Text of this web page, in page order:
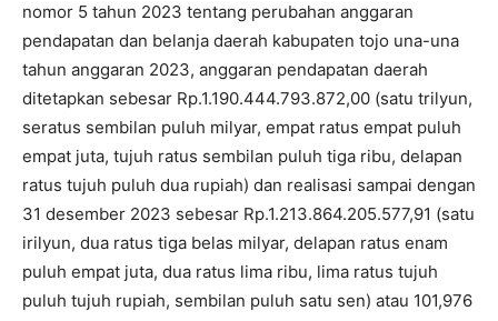
nomor 5 tahun 2023 tentang perubahan anggaran
pendapatan dan belanja daerah kabupaten tojo una-una
tahun anggaran 2023, anggaran pendapatan daerah
ditetapkan sebesar Rp.1.190.444.793.872,00 (satu trilyun,
seratus sembilan puluh milyar, empat ratus empat puluh
empat juta, tujuh ratus sembilan puluh tiga ribu, delapan
ratus tujuh puluh dua rupiah) dan realisasi sampai dengan
31 desember 2023 sebesar Rp.1.213.864.205.577,91 (satu
irilyun, dua ratus tiga belas milyar, delapan ratus enam
puluh empat juta, dua ratus lima ribu, lima ratus tujuh
puluh tujuh rupiah, sembilan puluh satu sen) atau 101,976